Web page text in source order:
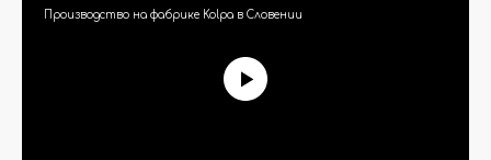
Производство на фабрике Kolpa в Словении